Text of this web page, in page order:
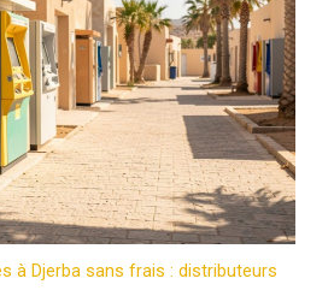
à Djerba sans frais : distributeurs